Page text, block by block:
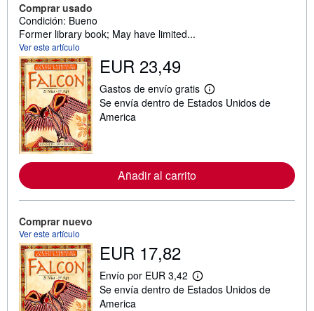
Comprar usado
Condición: Bueno
Former library book; May have limited...
Ver este artículo
EUR 23,49
Gastos de envío gratis
M
á
a
c
l
Se envía dentro de Estados Unidos de
America
Añadir al carrito
Comprar nuevo
Ver este artículo
EUR 17,82
Envío por EUR 3,42
M
á
Se envía dentro de Estados Unidos de
America